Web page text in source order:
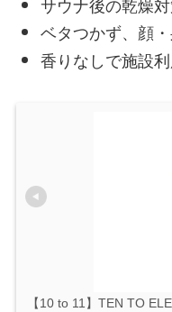
ベタつかず、顔
香りなしで施設
【10 to 11】TEN TO